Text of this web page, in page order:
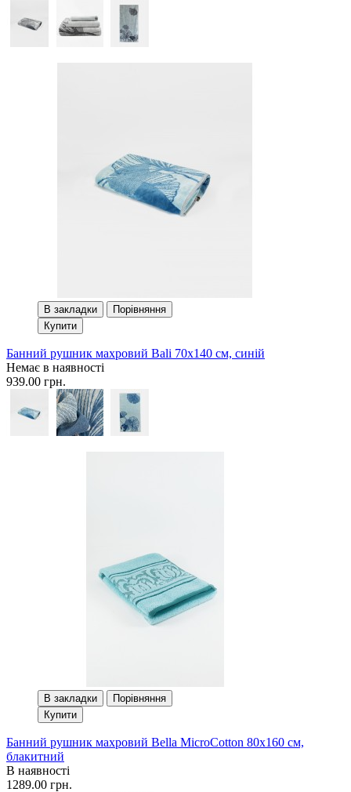
В закладки
Порівняння
Купити
Банний рушник махровий Bali 70x140 см, синій
Немає в наявності
939.00 грн.
В закладки
Порівняння
Купити
Банний рушник махровий Bella MicroCotton 80х160 см,
блакитний
В наявності
1289.00 грн.